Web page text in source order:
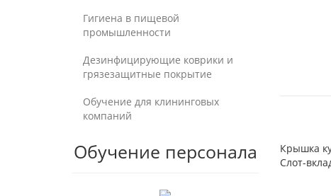
Гигиена в пищевой
промышленности
Дезинфицирующие коврики и
грязезащитные покрытие
Обучение для клининговых
компаний
Обучение персонала
Крышка
Слот-